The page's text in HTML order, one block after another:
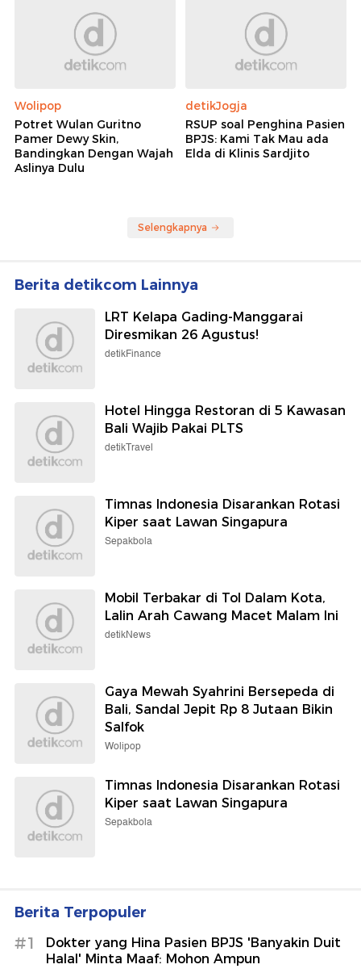
Wolipop
Potret Wulan Guritno
Pamer Dewy Skin,
Bandingkan Dengan Wajah
Aslinya Dulu
detikJogja
RSUP soal Penghina Pasien
BPJS: Kami Tak Mau ada
Elda di Klinis Sardjito
Selengkapnya
Berita detikcom Lainnya
LRT Kelapa Gading-Manggarai
Diresmikan 26 Agustus!
detikFinance
Hotel Hingga Restoran di 5 Kawasan
Bali Wajib Pakai PLTS
detikTravel
Timnas Indonesia Disarankan Rotasi
Kiper saat Lawan Singapura
Sepakbola
Mobil Terbakar di Tol Dalam Kota,
Lalin Arah Cawang Macet Malam Ini
detikNews
Gaya Mewah Syahrini Bersepeda di
Bali, Sandal Jepit Rp 8 Jutaan Bikin
Salfok
Wolipop
Timnas Indonesia Disarankan Rotasi
Kiper saat Lawan Singapura
Sepakbola
Berita Terpopuler
#1
Dokter yang Hina Pasien BPJS 'Banyakin Duit
Halal' Minta Maaf: Mohon Ampun